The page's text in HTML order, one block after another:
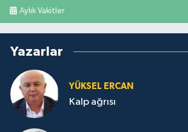
Aylık Vakitler
Yazarlar
YÜKSEL ERCAN
Kalp ağrısı